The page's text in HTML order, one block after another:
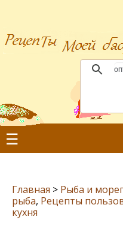
☰
Главная > Рыба и
рыба, Рецепты
кухня